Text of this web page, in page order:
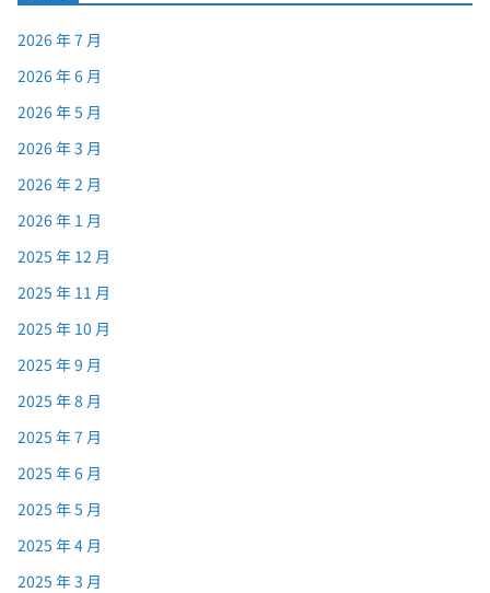
2026 年 7 月
2026 年 6 月
2026 年 5 月
2026 年 3 月
2026 年 2 月
2026 年 1 月
2025 年 12 月
2025 年 11 月
2025 年 10 月
2025 年 9 月
2025 年 8 月
2025 年 7 月
2025 年 6 月
2025 年 5 月
2025 年 4 月
2025 年 3 月